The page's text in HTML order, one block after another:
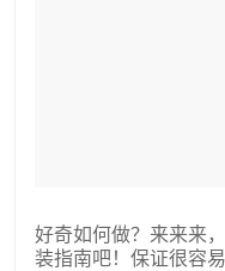
好奇如何做？来来来
装指南吧！保证很容易